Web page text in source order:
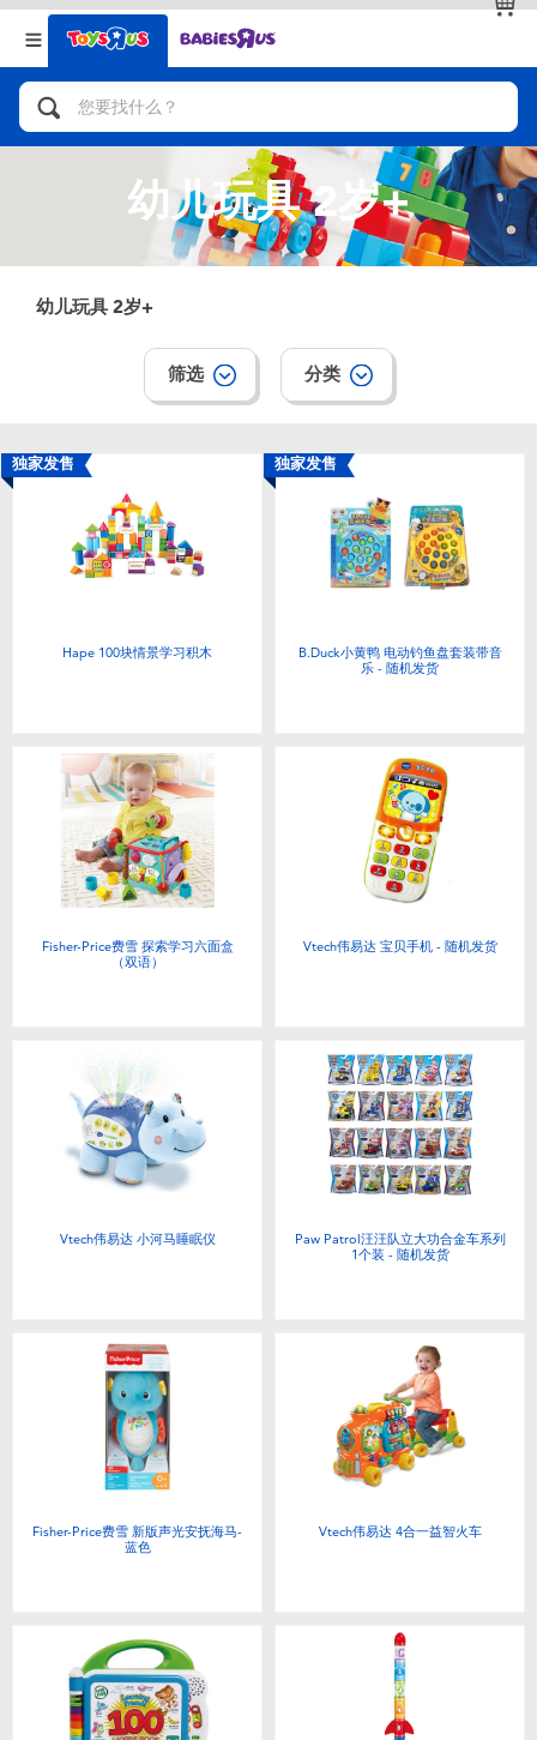
返回
分类目录
人气英雄，角色扮演，射击玩具
自行车，滑板车，骑乘车
拼砌组合及乐高LEGO
手工艺，文具，蜡笔，泥胶，画板
娃娃，芭比，收藏公仔
电子玩具
户外及运动产品
派对用品
模仿，化妆及造型系列
毛绒公仔玩具
婴儿及学前玩具
电池
新登场
玩具清货
返回
品牌
查看全部
幼儿玩具 2岁+
幼儿玩具 2岁+
筛选 分类
独家发售
Hape 100块情景学习积木
独家发售
B.Duck小黄鸭 电动钓鱼盘套装带音
乐 - 随机发货
Fisher-Price费雪 探索学习六面盒
（双语）
Vtech伟易达 宝贝手机 - 随机发货
Vtech伟易达 小河马睡眠仪
Paw Patrol汪汪队立大功合金车系列
1个装 - 随机发货
Fisher-Price费雪 新版声光安抚海马-
蓝色
Vtech伟易达 4合一益智火车